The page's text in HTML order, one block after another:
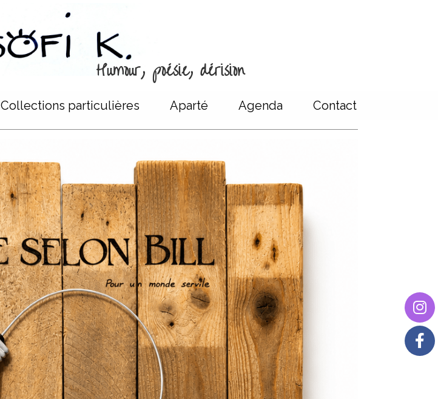
Humour, poésie, dérision
Collections particulières Aparté Agenda Contact